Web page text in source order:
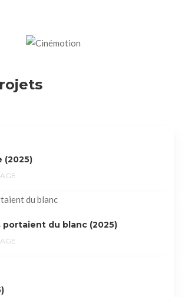
(2025)
portaient du blanc (2025)